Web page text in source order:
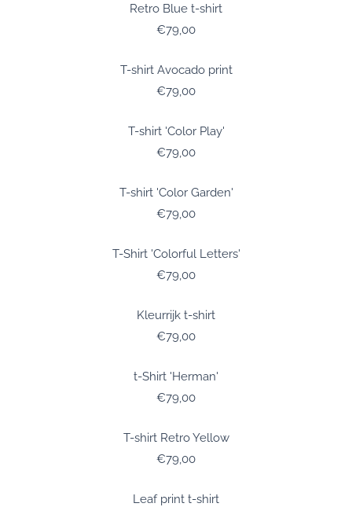
Retro Blue t-shirt
Prijs: 79,00
€79,00
T-shirt Avocado print
Prijs: 79,00
€79,00
T-shirt 'Color Play'
Prijs: 79,00
€79,00
T-shirt 'Color Garden'
Prijs: 79,00
€79,00
T-Shirt 'Colorful Letters'
Prijs: 79,00
€79,00
Kleurrijk t-shirt
Prijs: 79,00
€79,00
t-Shirt 'Herman'
Prijs: 79,00
€79,00
T-shirt Retro Yellow
Prijs: 79,00
€79,00
Leaf print t-shirt